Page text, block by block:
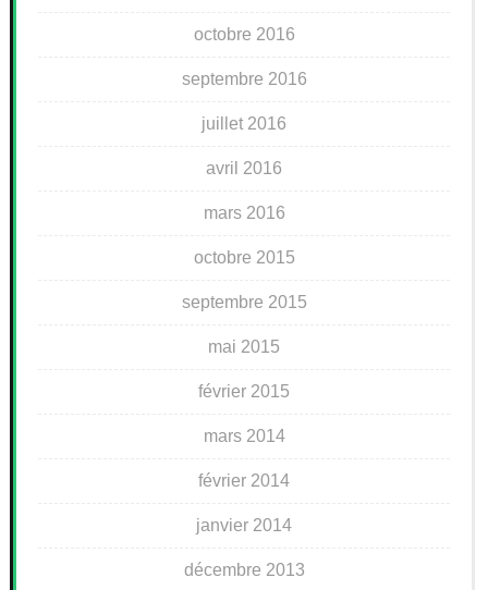
octobre 2016
septembre 2016
juillet 2016
avril 2016
mars 2016
octobre 2015
septembre 2015
mai 2015
février 2015
mars 2014
février 2014
janvier 2014
décembre 2013